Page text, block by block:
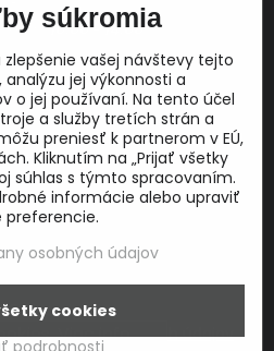
dni10:00 - 14:00
9050 9782
Copyright
ochrany osobných údajov
súkromia
vašej návštevy tejto
jej výkonnosti a
o jej používaní. Na tento účel
a služby tretích strán a
preniesť k partnerom v EÚ,
Kliknutím na „Prijať všetky
súhlas s týmto spracovaním.
informácie alebo upraviť
preferencie.
osobných údajov
podrobnosti
cookies
Viac info